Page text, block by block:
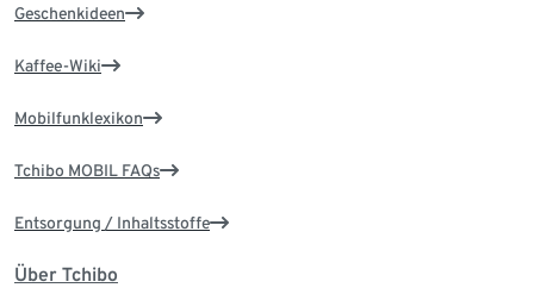
Geschenkideen
Kaffee-Wiki
Mobilfunklexikon
Tchibo MOBIL FAQs
Entsorgung / Inhaltsstoffe
Über Tchibo